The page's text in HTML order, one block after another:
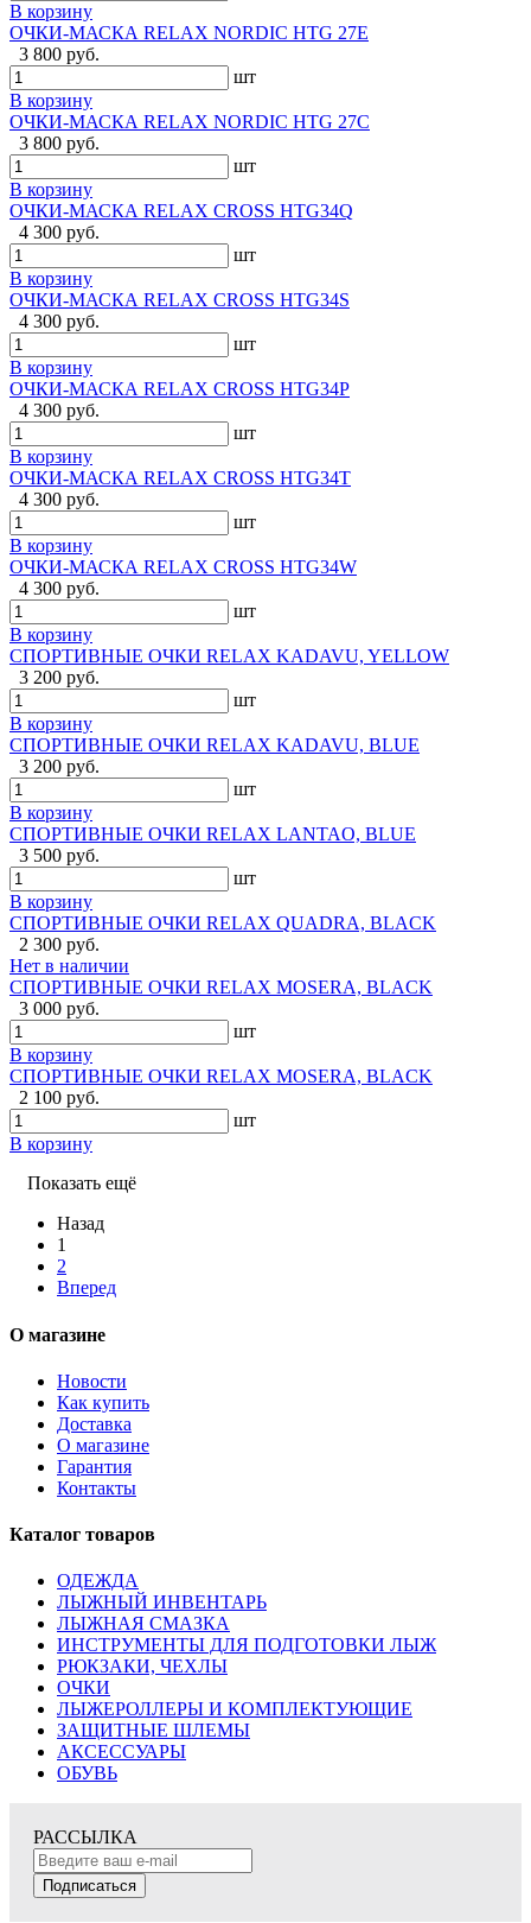
В корзину
ОЧКИ-МАСКА RELAX NORDIC HTG 27E
3 800 руб.
шт
В корзину
ОЧКИ-МАСКА RELAX NORDIC HTG 27C
3 800 руб.
шт
В корзину
ОЧКИ-МАСКА RELAX CROSS HTG34Q
4 300 руб.
шт
В корзину
ОЧКИ-МАСКА RELAX CROSS HTG34S
4 300 руб.
шт
В корзину
ОЧКИ-МАСКА RELAX CROSS HTG34P
4 300 руб.
шт
В корзину
ОЧКИ-МАСКА RELAX CROSS HTG34T
4 300 руб.
шт
В корзину
ОЧКИ-МАСКА RELAX CROSS HTG34W
4 300 руб.
шт
В корзину
СПОРТИВНЫЕ ОЧКИ RELAX KADAVU, YELLOW
3 200 руб.
шт
В корзину
СПОРТИВНЫЕ ОЧКИ RELAX KADAVU, BLUE
3 200 руб.
шт
В корзину
СПОРТИВНЫЕ ОЧКИ RELAX LANTAO, BLUE
3 500 руб.
шт
В корзину
СПОРТИВНЫЕ ОЧКИ RELAX QUADRA, BLACK
2 300 руб.
Нет в наличии
СПОРТИВНЫЕ ОЧКИ RELAX MOSERA, BLACK
3 000 руб.
шт
В корзину
СПОРТИВНЫЕ ОЧКИ RELAX MOSERA, BLACK
2 100 руб.
шт
В корзину
Показать ещё
Назад
1
2
Вперед
О магазине
Новости
Как купить
Доставка
О магазине
Гарантия
Контакты
Каталог товаров
ОДЕЖДА
ЛЫЖНЫЙ ИНВЕНТАРЬ
ЛЫЖНАЯ СМАЗКА
ИНСТРУМЕНТЫ ДЛЯ ПОДГОТОВКИ ЛЫЖ
РЮКЗАКИ, ЧЕХЛЫ
ОЧКИ
ЛЫЖЕРОЛЛЕРЫ И КОМПЛЕКТУЮЩИЕ
ЗАЩИТНЫЕ ШЛЕМЫ
АКСЕССУАРЫ
ОБУВЬ
РАССЫЛКА
Подписаться